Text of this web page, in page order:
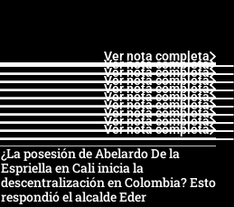
Ver nota completa
Ver nota completa
Ver nota completa
Ver nota completa
Ver nota completa
Ver nota completa
Ver nota completa
Ver nota completa
Ver nota completa
Ver nota completa
¿La posesión de Abelardo De la
Espriella en Cali inicia la
descentralización en Colombia? Esto
respondió el alcalde Eder